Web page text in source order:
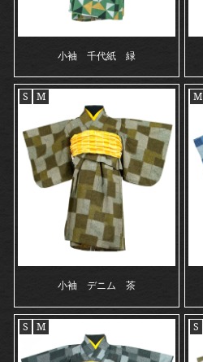
小袖 千代紙 緑
S M
小袖 デニム 茶
M
S M S